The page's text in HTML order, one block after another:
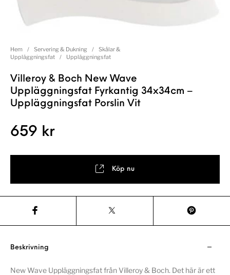
Hem / Servering & Dukning /
Skålar &
Uppläggningsfat
/ Uppläggningsfat
Villeroy & Boch New Wave
Uppläggningsfat Fyrkantig 34x34cm –
Uppläggningsfat Porslin Vit
659 kr
Köp nu
Beskrivning
New Wave Uppläggningsfat från Villeroy & Boch. Det här är ett